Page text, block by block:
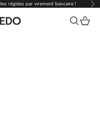
réglées par virement bancaire !
Recherche
Panier